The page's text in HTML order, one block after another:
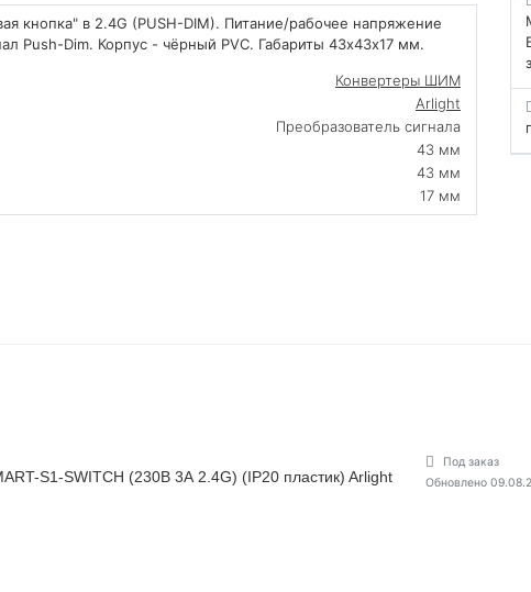
кнопка" в 2.4G (PUSH-DIM). Питание/рабочее напряжение
Push-Dim. Корпус - чёрный PVC. Габариты 43х43x17 мм.
Конвертеры ШИМ
Arlight
Преобразователь сигнала
43 мм
43 мм
17 мм
S1-SWITCH (230В 3А 2.4G) (IP20 пластик) Arlight
Под заказ
Обновлено